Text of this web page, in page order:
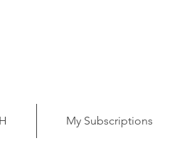
My Subscriptions